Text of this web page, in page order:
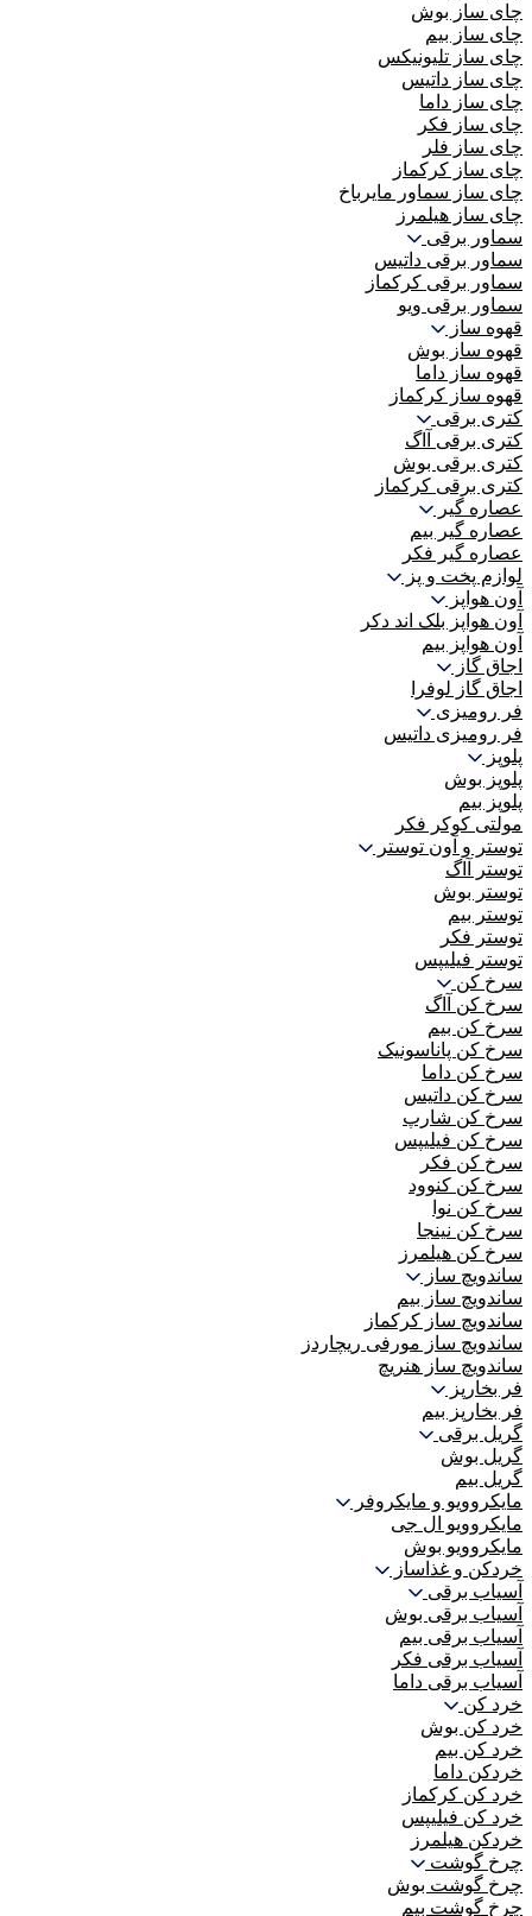
چای ساز بوش
چای ساز بیم
چای ساز تلیونیکس
چای ساز داتیس
چای ساز داما
چای ساز فکر
چای ساز فلر
چای ساز کرکماز
چای ساز سماور مایرباخ
چای ساز هیلمرز
سماور برقی
سماور برقی داتیس
سماور برقی کرکماز
سماور برقی ویو
قهوه ساز
قهوه ساز بوش
قهوه ساز داما
قهوه ساز کرکماز
کتری برقی
کتری برقی آاگ
کتری برقی بوش
کتری برقی کرکماز
عصاره گیر
عصاره گیر بیم
عصاره گیر فکر
لوازم پخت و پز
آون هواپز
آون هواپز بلک اند دکر
آون هواپز بیم
اجاق گاز
اجاق گاز لوفرا
فر رومیزی
فر رومیزی داتیس
پلوپز
پلوپز بوش
پلوپز بیم
مولتی کوکر فکر
توستر و آون توستر
توستر آاگ
توستر بوش
توستر بیم
توستر فکر
توستر فیلیپس
سرخ کن
سرخ کن آاگ
سرخ کن بیم
سرخ کن پاناسونیک
سرخ کن داما
سرخ کن داتیس
سرخ کن شارپ
سرخ کن فیلیپس
سرخ کن فکر
سرخ کن کنوود
سرخ کن نوا
سرخ کن نینجا
سرخ کن هیلمرز
ساندویچ ساز
ساندویچ ساز بیم
ساندویچ ساز کرکماز
ساندویچ ساز مورفی ریچاردز
ساندویچ ساز هنریچ
فر بخارپز
فر بخارپز بیم
گریل برقی
گریل بوش
گریل بیم
مایکروویو و مایکروفر
مایکروویو ال جی
مایکروویو بوش
خردکن و غذاساز
آسیاب برقی
آسیاب برقی بوش
آسیاب برقی بیم
آسیاب برقی فکر
آسیاب برقی داما
خرد کن
خرد کن بوش
خرد کن بیم
خردکن داما
خرد کن کرکماز
خرد کن فیلیپس
خردکن هیلمرز
چرخ گوشت
چرخ گوشت بوش
چرخ گوشت بیم